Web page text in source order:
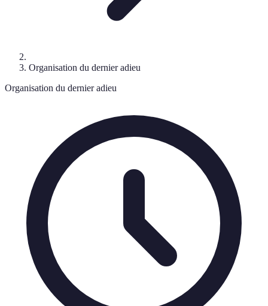
Organisation du dernier adieu
Organisation du dernier adieu